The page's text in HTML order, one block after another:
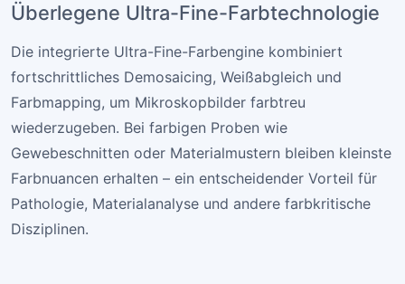
Überlegene Ultra-Fine-Farbtechnologie
Die integrierte Ultra-Fine-Farbengine kombiniert
fortschrittliches Demosaicing, Weißabgleich und
Farbmapping, um Mikroskopbilder farbtreu
wiederzugeben. Bei farbigen Proben wie
Gewebeschnitten oder Materialmustern bleiben kleinste
Farbnuancen erhalten – ein entscheidender Vorteil für
Pathologie, Materialanalyse und andere farbkritische
Disziplinen.